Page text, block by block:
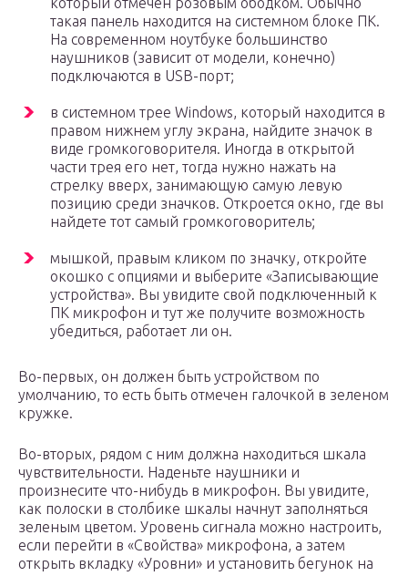
такая панель находится на системном блоке ПК.
На современном ноутбуке большинство
наушников (зависит от модели, конечно)
подключаются в USB-порт;
в системном трее Windows, который находится в
правом нижнем углу экрана, найдите значок в
виде громкоговорителя. Иногда в открытой
части трея его нет, тогда нужно нажать на
стрелку вверх, занимающую самую левую
позицию среди значков. Откроется окно, где вы
найдете тот самый громкоговоритель;
мышкой, правым кликом по значку, откройте
окошко с опциями и выберите «Записывающие
устройства». Вы увидите свой подключенный к
ПК микрофон и тут же получите возможность
убедиться, работает ли он.
Во-первых, он должен быть устройством по
умолчанию, то есть быть отмечен галочкой в зеленом
кружке.
Во-вторых, рядом с ним должна находиться шкала
чувствительности. Наденьте наушники и
произнесите что-нибудь в микрофон. Вы увидите,
как полоски в столбике шкалы начнут заполняться
зеленым цветом. Уровень сигнала можно настроить,
если перейти в «Свойства» микрофона, а затем
открыть вкладку «Уровни» и установить бегунок на